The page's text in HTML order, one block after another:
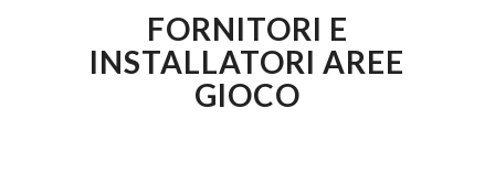
FORNITORI E
INSTALLATORI AREE
GIOCO